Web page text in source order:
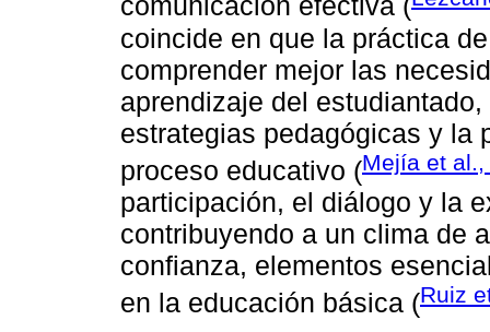
comunicación efectiva (
coincide en que la práctica
comprender mejor las
aprendizaje del
estrategias pedagógicas y la
proceso educativo (Mejía et al.,
participación, el diálogo y la
contribuyendo a un clima de
confianza, elementos
en la educación básica (Ruiz